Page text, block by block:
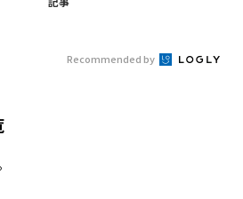
Recommended by